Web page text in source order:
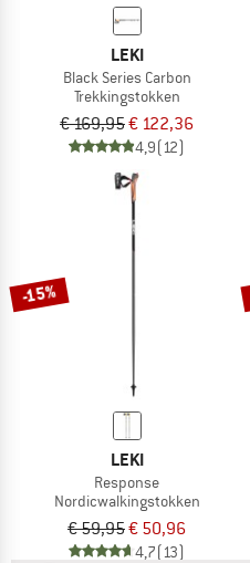
LEKI
Black Series Carbon
Trekkingstokken
€ 169,95€ 122,36
4,9(12)
-15%
LEKI
Response
Nordicwalkingstokken
€ 59,95€ 50,96
4,7(13)